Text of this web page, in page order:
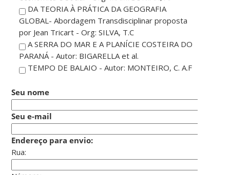
DA TEORIA À PRÁTICA DA GEOGRAFIA
GLOBAL- Abordagem Transdisciplinar proposta
por Jean Tricart - Org: SILVA, T.C
A SERRA DO MAR E A PLANÍCIE COSTEIRA DO
PARANÁ - Autor: BIGARELLA et al.
TEMPO DE BALAIO - Autor: MONTEIRO, C. A.F
Seu nome
Seu e-mail
Endereço para envio:
Rua: